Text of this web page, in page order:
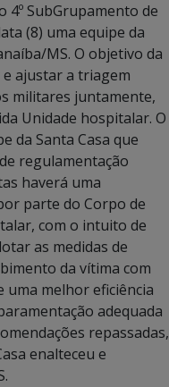
4º SubGrupamento de
(8) uma equipe da
MS. O objetivo da
ajustar a triagem
militares juntamente,
Unidade hospitalar. O
da Santa Casa que
regulamentação
haverá uma
parte do Corpo de
com o intuito de
as medidas de
da vítima com
melhor eficiência
adequada
repassadas,
enalteceu e